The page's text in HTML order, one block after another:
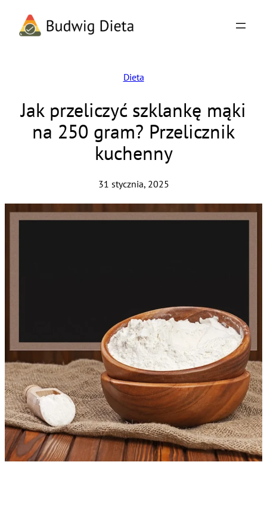
Przejdź
Dieta
Jak przeliczyć szklankę mąki
na 250 gram? Przelicznik
kuchenny
31 stycznia, 2025